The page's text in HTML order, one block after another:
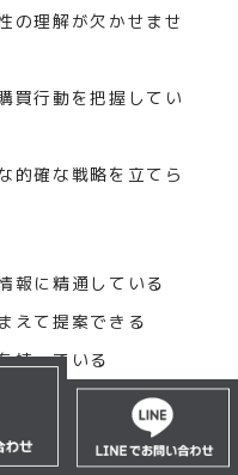
の理解が欠かせませ
買行動を把握してい
的確な戦略を立てら
報に精通している
えて提案できる
持っている
制作だけでなく、地
す。